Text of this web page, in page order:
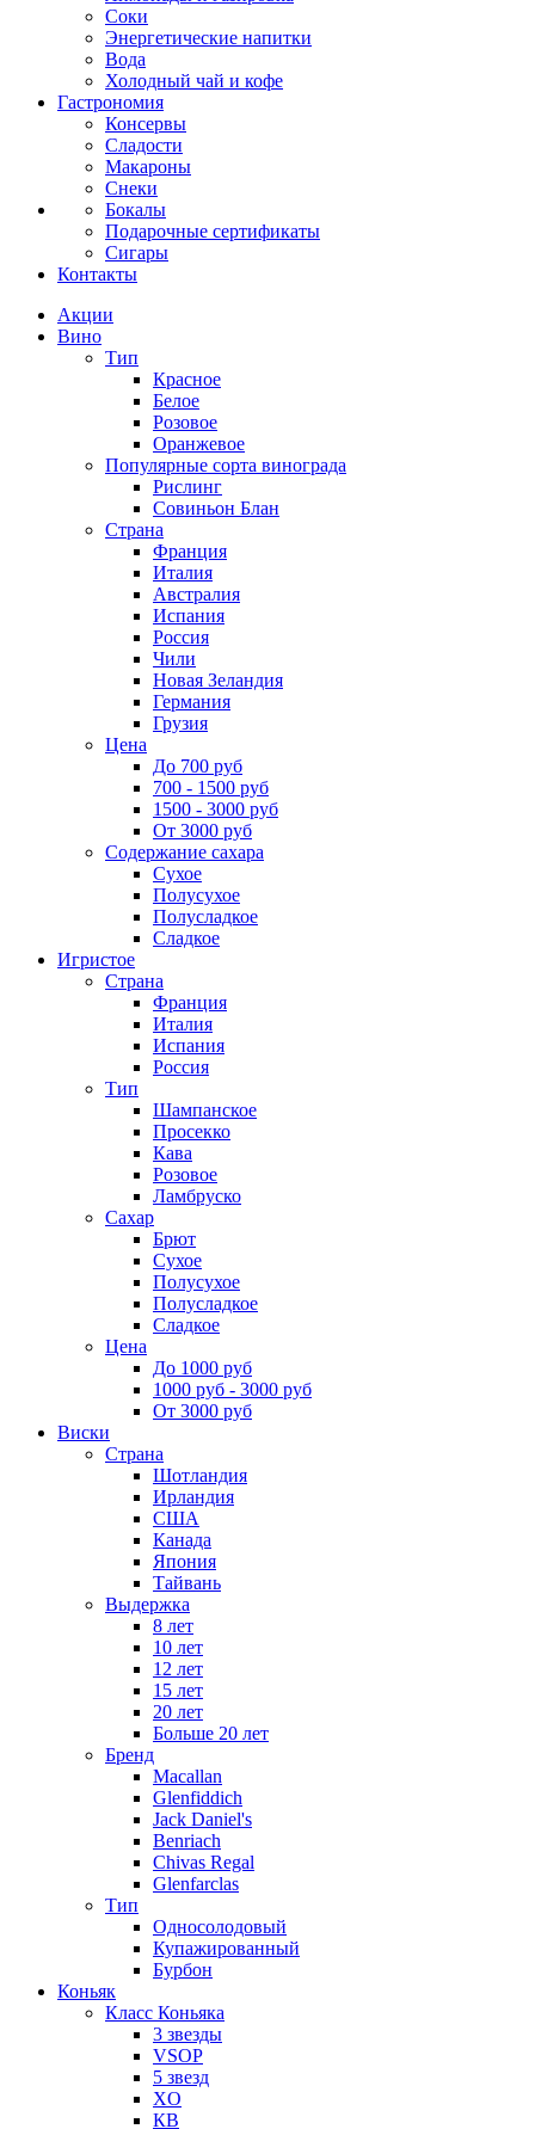
Соки
Энергетические напитки
Вода
Холодный чай и кофе
Гастрономия
Консервы
Сладости
Макароны
Снеки
Бокалы
Подарочные сертификаты
Сигары
Контакты
Акции
Вино
Тип
Красное
Белое
Розовое
Оранжевое
Популярные сорта винограда
Рислинг
Совиньон Блан
Страна
Франция
Италия
Австралия
Испания
Россия
Чили
Новая Зеландия
Германия
Грузия
Цена
До 700 руб
700 - 1500 руб
1500 - 3000 руб
От 3000 руб
Содержание сахара
Сухое
Полусухое
Полусладкое
Сладкое
Игристое
Страна
Франция
Италия
Испания
Россия
Тип
Шампанское
Просекко
Кава
Розовое
Ламбруско
Сахар
Брют
Сухое
Полусухое
Полусладкое
Сладкое
Цена
До 1000 руб
1000 руб - 3000 руб
От 3000 руб
Виски
Страна
Шотландия
Ирландия
США
Канада
Япония
Тайвань
Выдержка
8 лет
10 лет
12 лет
15 лет
20 лет
Больше 20 лет
Бренд
Macallan
Glenfiddich
Jack Daniel's
Benriach
Chivas Regal
Glenfarclas
Тип
Односолодовый
Купажированный
Бурбон
Коньяк
Класс Коньяка
3 звезды
VSOP
5 звезд
XO
КВ